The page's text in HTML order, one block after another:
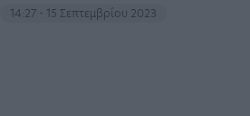
14:27 - 15 Σεπτεμβρίου 2023